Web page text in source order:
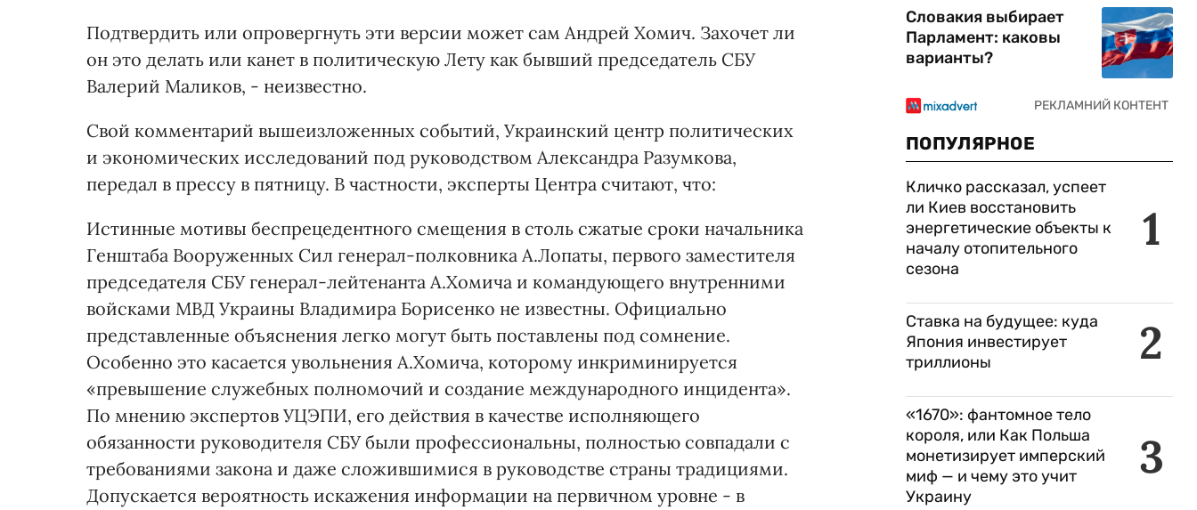
Подтвердить или опровергнуть эти версии может сам Андрей Хомич. Захочет ли
он это делать или канет в политическую Лету как бывший председатель СБУ
Валерий Маликов, - неизвестно.
Свой комментарий вышеизложенных событий, Украинский центр политических
и экономических исследований под руководством Александра Разумкова,
передал в прессу в пятницу. В частности, эксперты Центра считают, что:
Истинные мотивы беспрецедентного смещения в столь сжатые сроки начальника
Генштаба Вооруженных Сил генерал-полковника А.Лопаты, первого заместителя
председателя СБУ генерал-лейтенанта А.Хомича и командующего внутренними
войсками МВД Украины Владимира Борисенко не известны. Официально
представленные объяснения легко могут быть поставлены под сомнение.
Особенно это касается увольнения А.Хомича, которому инкриминируется
«превышение служебных полномочий и создание международного инцидента».
По мнению экспертов УЦЭПИ, его действия в качестве исполняющего
обязанности руководителя СБУ были профессиональны, полностью совпадали с
требованиями закона и даже сложившимися в руководстве страны традициями.
Допускается вероятность искажения информации на первичном уровне - в
Словакия выбирает
Парламент: каковы
варианты?
ПОПУЛЯРНОЕ
1
Кличко рассказал, успеет
ли Киев восстановить
энергетические объекты к
началу отопительного
сезона
2
Ставка на будущее: куда
Япония инвестирует
триллионы
3
«1670»: фантомное тело
короля, или Как Польша
монетизирует имперский
миф — и чему это учит
Украину